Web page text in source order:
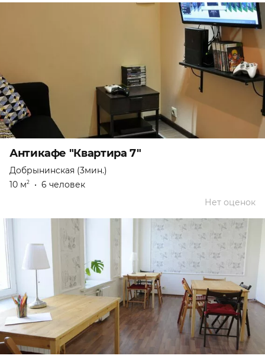
Антикафе "Квартира 7"
Добрынинская (3мин.)
10 м2 • 6 человек
Нет оценок